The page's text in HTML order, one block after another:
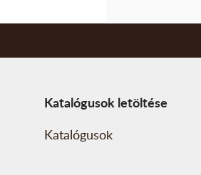
Katalógusok letöltése
Katalógusok